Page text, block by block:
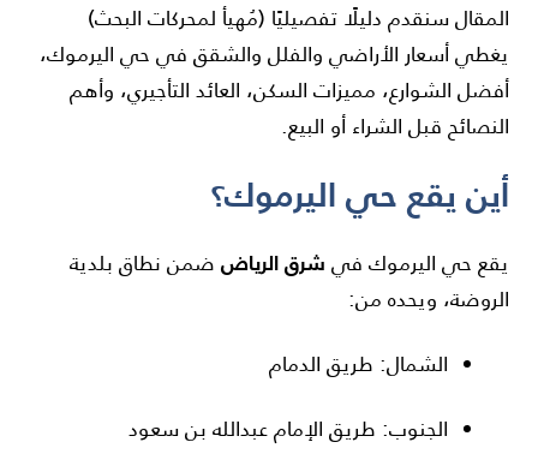
المقال سنقدم دليلًا تفصيليًا (مُهيأ لمحركات البحث)
يغطي أسعار الأراضي والفلل والشقق في حي اليرموك،
أفضل الشوارع، مميزات السكن، العائد التأجيري، وأهم
النصائح قبل الشراء أو البيع.
أين يقع حي اليرموك؟
يقع حي اليرموك في شرق الرياض ضمن نطاق بلدية
الروضة، ويحده من:
الشمال: طريق الدمام
الجنوب: طريق الإمام عبدالله بن سعود